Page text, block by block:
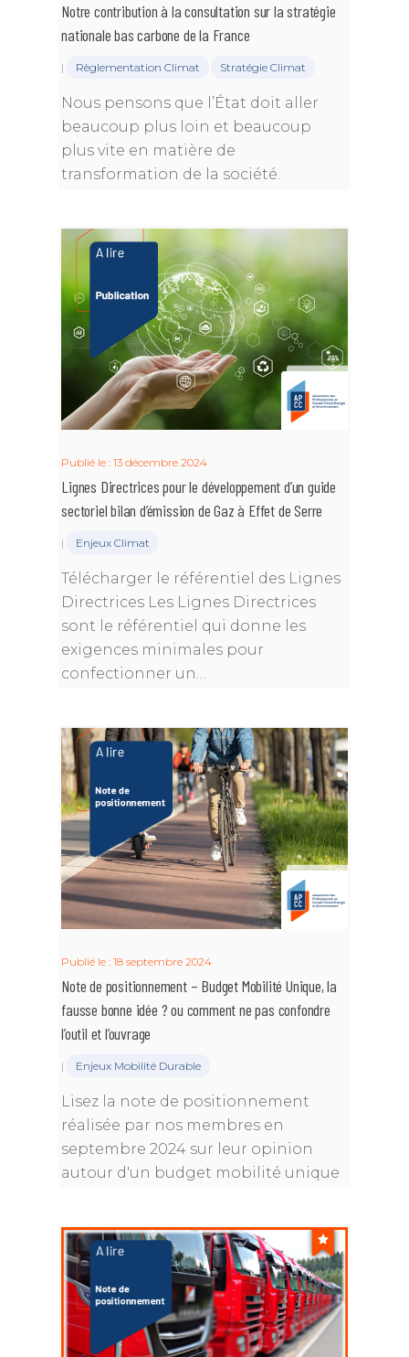
Notre contribution à la consultation sur la stratégie
nationale bas carbone de la France
| Règlementation Climat Stratégie Climat
Nous pensons que l’État doit aller
beaucoup plus loin et beaucoup
plus vite en matière de
transformation de la société.
Publié le : 13 décembre 2024
Lignes Directrices pour le développement d’un guide
sectoriel bilan d’émission de Gaz à Effet de Serre
| Enjeux Climat
Télécharger le référentiel des Lignes
Directrices Les Lignes Directrices
sont le référentiel qui donne les
exigences minimales pour
confectionner un…
Publié le : 18 septembre 2024
Note de positionnement – Budget Mobilité Unique, la
fausse bonne idée ? ou comment ne pas confondre
l’outil et l’ouvrage
| Enjeux Mobilité Durable
Lisez la note de positionnement
réalisée par nos membres en
septembre 2024 sur leur opinion
autour d'un budget mobilité unique